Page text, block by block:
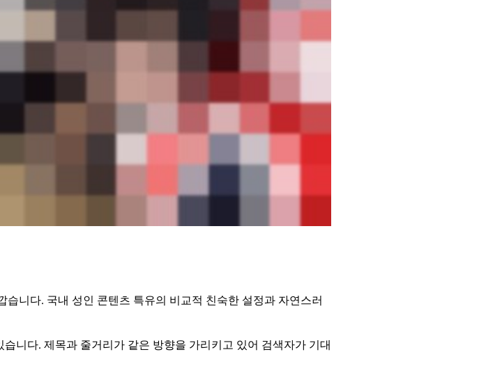
습니다. 국내 성인 콘텐츠 특유의 비교적 친숙한 설정과 자연스러
니다. 제목과 줄거리가 같은 방향을 가리키고 있어 검색자가 기대